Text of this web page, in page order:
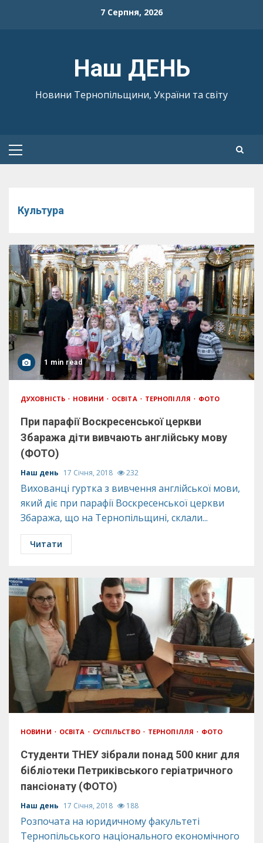
7 Серпня, 2026
Наш ДЕНЬ
Новини Тернопільщини, України та світу
Primary
Культура
1 min read
ДУХОВНІСТЬ НОВИНИ ОСВІТА ТЕРНОПІЛЛЯ ФОТО
При парафії Воскресенської церкви
Збаража діти вивчають англійську мову
(ФОТО)
Наш день 17 Січня, 2018 232
Вихованці гуртка з вивчення англійської мови,
який діє при парафії Воскресенської церкви
Збаража, що на Тернопільщині, склали...
Читати
НОВИНИ ОСВІТА СУСПІЛЬСТВО ТЕРНОПІЛЛЯ ФОТО
Студенти ТНЕУ зібрали понад 500 книг для
бібліотеки Петриківського геріатричного
пансіонату (ФОТО)
Наш день 17 Січня, 2018 188
Розпочата на юридичному факультеті
Тернопільського національного економічного